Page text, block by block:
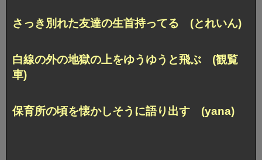
さっき別れた友達の生首持ってる (とれいん)
白線の外の地獄の上をゆうゆうと飛ぶ (観覧
車)
保育所の頃を懐かしそうに語り出す (yana)